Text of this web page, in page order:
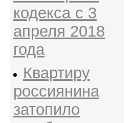
кодекса с 3
апреля 2018
года
Квартиру
россиянина
затопило